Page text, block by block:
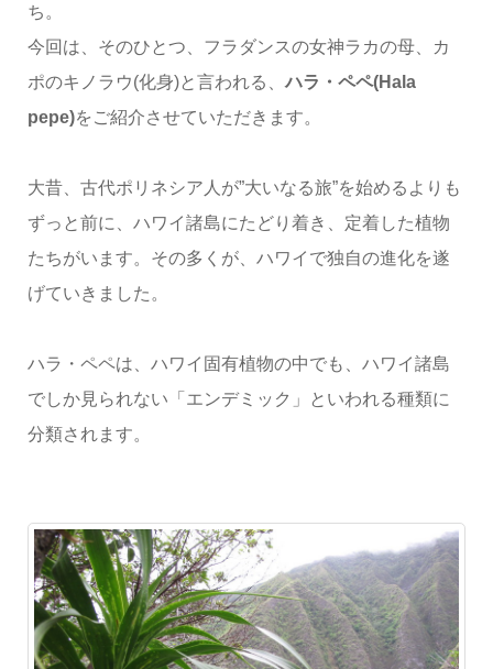
ち。
今回は、そのひとつ、フラダンスの女神ラカの母、カ
ポのキノラウ(化身)と言われる、ハラ・ペペ(Hala
pepe)をご紹介させていただきます。
大昔、古代ポリネシア人が”大いなる旅”を始めるよりも
ずっと前に、ハワイ諸島にたどり着き、定着した植物
たちがいます。その多くが、ハワイで独自の進化を遂
げていきました。
ハラ・ペペは、ハワイ固有植物の中でも、ハワイ諸島
でしか見られない「エンデミック」といわれる種類に
分類されます。